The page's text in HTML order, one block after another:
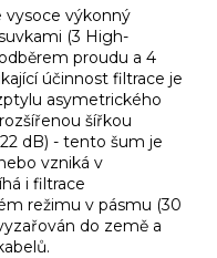
vysoce výkonný
(3 High-
proudu a 4
účinnost filtrace je
asymetrického
šířkou
dB) - tento šum je
vzniká v
i filtrace
režimu v pásmu (30
do země a